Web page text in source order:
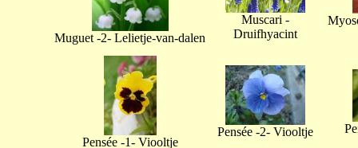
Muguet -2- Lelietje-van-dalen
Muscari -
Druifhyacint
Pensée -1- Viooltje
Pensée -2- Viooltje